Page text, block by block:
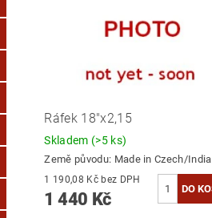
Ráfek 18"x2,15
Skladem (>5 ks)
Země původu: Made in Czech/India
1 190,08 Kč bez DPH
1 440 Kč